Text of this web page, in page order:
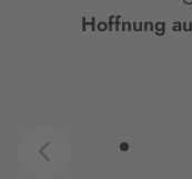
Hoffnung